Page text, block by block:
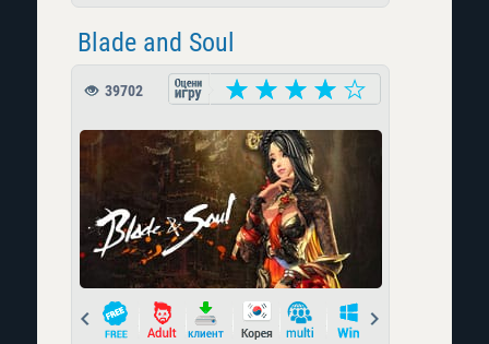
Blade and Soul
39702
Prev